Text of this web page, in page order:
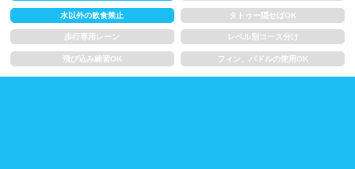
水以外の飲食禁止 タトゥー隠せばOK
歩行専用レーン レベル別コース分け
飛び込み練習OK フィン、パドルの使用OK
レンタル